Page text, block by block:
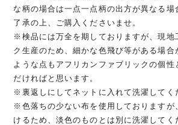
な柄の場合は一点一点柄の出方が異なる場
了承の上、ご購入くださいませ。
※検品には万全を期しておりますが、現地
ク生産のため、細かな色飛び等がある場合
ような点もアフリカンファブリックの個性
だければと思います。
※裏返しにしてネットに入れて洗濯してく
※色落ちの少ない布を使用しておりますが
けるため、淡色のものとは別に洗濯してく